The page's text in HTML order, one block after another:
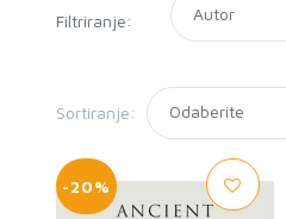
Filtriranje:
Sortiranje:
-20%